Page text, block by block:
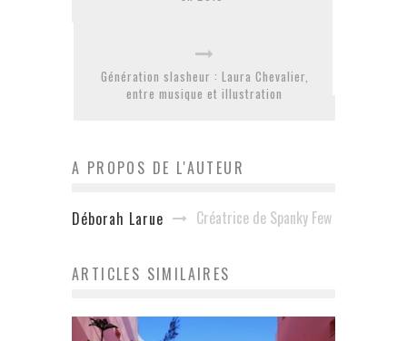
Génération slasheur : Laura Chevalier,
entre musique et illustration
A PROPOS DE L'AUTEUR
Déborah Larue Créatrice de Spanky Few
ARTICLES SIMILAIRES